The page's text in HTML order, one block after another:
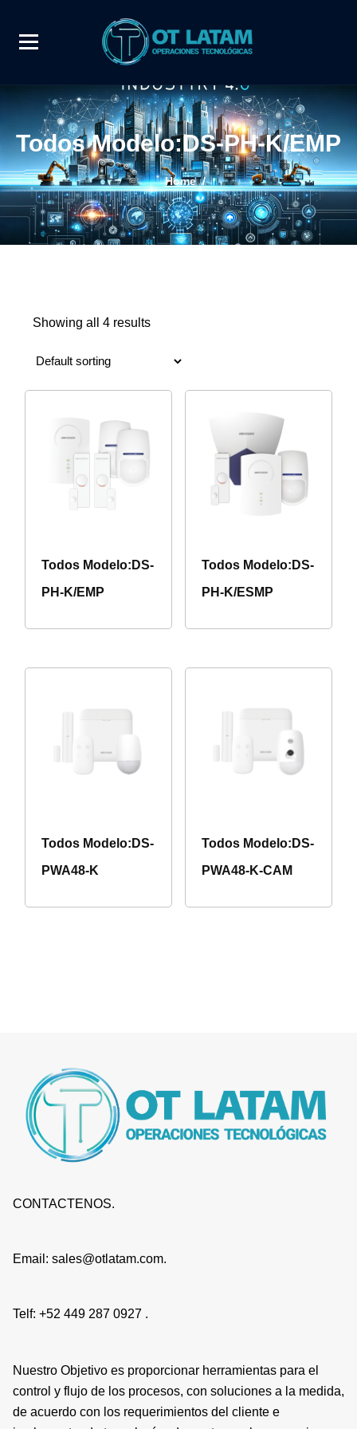
Todos Modelo:DS-PH-K/EMP
Home/
Showing all 4 results
Todos Modelo:DS-
PH-K/EMP
Todos Modelo:DS-
PH-K/ESMP
Todos Modelo:DS-
PWA48-K
Todos Modelo:DS-
PWA48-K-CAM
CONTACTENOS.
Email: sales@otlatam.com.
Telf: +52 449 287 0927 .
Nuestro Objetivo es proporcionar herramientas para el
control y flujo de los procesos, con soluciones a la medida,
de acuerdo con los requerimientos del cliente e